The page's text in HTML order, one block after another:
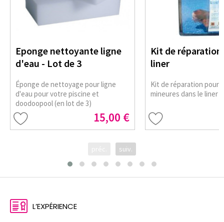
Eponge nettoyante ligne
d'eau - Lot de 3
Éponge de nettoyage pour ligne
d'eau pour votre piscine et
doodoopool (en lot de 3)
15,00 €
Kit de
liner
Kit de réparation pour
mineures dans le liner
suiv.
L’EXPÉRIENCE